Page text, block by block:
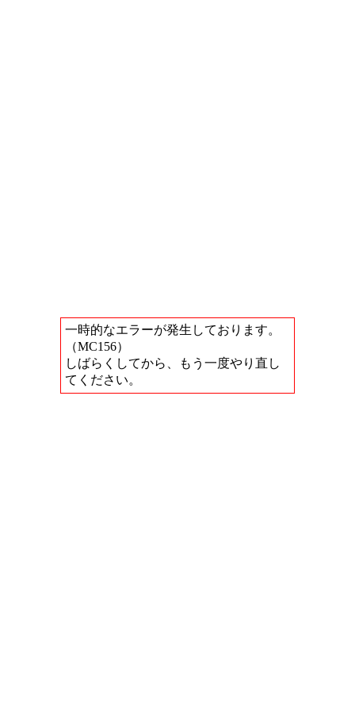
一時的なエラーが発生しております。
（MC156）
しばらくしてから、もう一度やり直し
てください。